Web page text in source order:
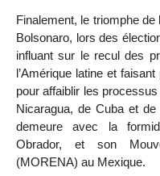
Finalement, le triomphe de
Bolsonaro, lors des
influant sur le recul des
l’Amérique latine et
pour affaiblir les
Nicaragua, de Cuba et de
demeure avec la
Obrador, et son
(MORENA) au Mexique.